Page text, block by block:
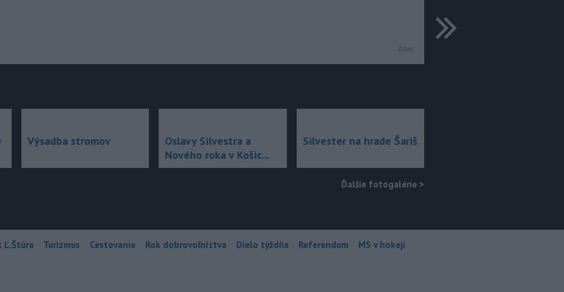
Zdroj:
ďalšie
Výsadba stromov
Oslavy Silvestra a
Nového roka v Košic...
Silvester na hrade Šariš
Ďalšie fotogalérie >
Ľ.Štúra Turizmus Cestovanie Rok dobrovoľníctva Dielo týždňa Referendum MS v hokeji